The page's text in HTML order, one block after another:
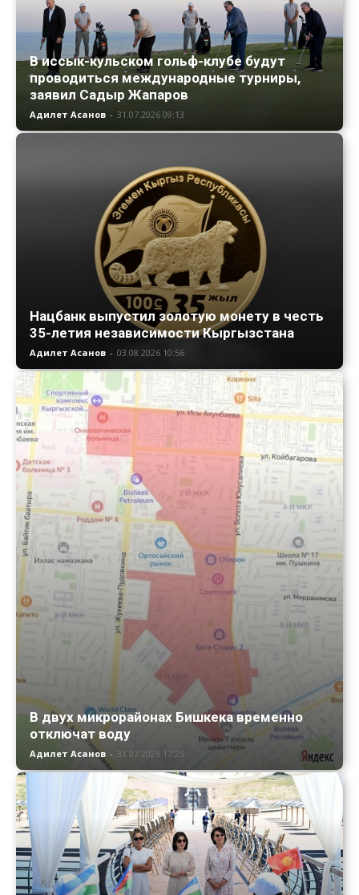
В иссык-кульском гольф-клубе будут
проводиться международные турниры,
заявил Садыр Жапаров
Адилет Асанов - 31.07.2026 09:13
Нацбанк выпустил золотую монету в честь
35-летия независимости Кыргызстана
Адилет Асанов - 03.08.2026 10:56
В двух микрорайонах Бишкека временно
отключат воду
Адилет Асанов - 31.07.2026 17:25